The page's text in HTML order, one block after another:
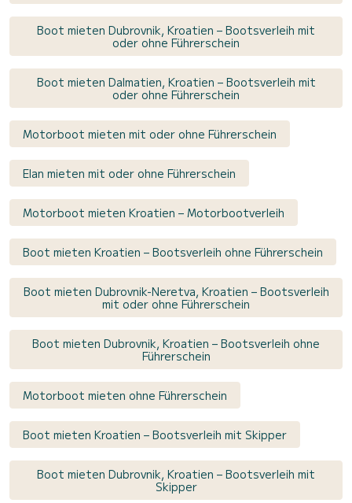
Boot mieten Dubrovnik, Kroatien – Bootsverleih mit
oder ohne Führerschein
Boot mieten Dalmatien, Kroatien – Bootsverleih mit
oder ohne Führerschein
Motorboot mieten mit oder ohne Führerschein
Elan mieten mit oder ohne Führerschein
Motorboot mieten Kroatien – Motorbootverleih
Boot mieten Kroatien – Bootsverleih ohne Führerschein
Boot mieten Dubrovnik-Neretva, Kroatien – Bootsverleih
mit oder ohne Führerschein
Boot mieten Dubrovnik, Kroatien – Bootsverleih ohne
Führerschein
Motorboot mieten ohne Führerschein
Boot mieten Kroatien – Bootsverleih mit Skipper
Boot mieten Dubrovnik, Kroatien – Bootsverleih mit
Skipper